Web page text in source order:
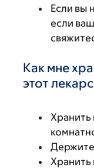
Если вы
если
Как мне
этот
Хранить
Хранить